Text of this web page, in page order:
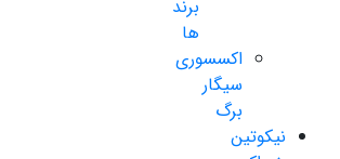
برند
ها
اکسسوری
سیگار
برگ
نیکوتین